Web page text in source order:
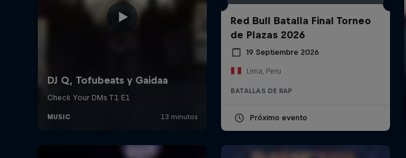
Red Bull Batalla Final Torneo
de Plazas 2026
19 Septiembre 2026
Lima, Peru
BATALLAS DE RAP
Próximo evento